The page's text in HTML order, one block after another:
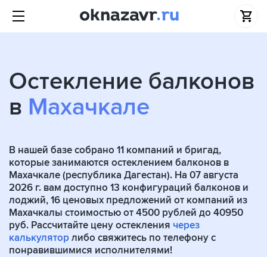
Остекление балконов
в Махачкале
В нашей базе собрано 11 компаний и бригад,
которые занимаются остеклением балконов в
Махачкале (республика Дагестан). На 07 августа
2026 г. вам доступно 13 конфигураций балконов и
лоджий, 16 ценовых предложений от компаний из
Махачкалы стоимостью от 4500 рублей до 40950
руб. Рассчитайте цену остекления через
калькуляторлибо свяжитесь по телефону с
понравившимися исполнителями!